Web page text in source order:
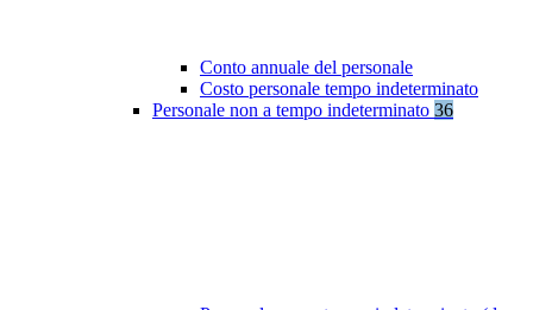
Conto annuale del personale
Costo personale tempo indeterminato
Personale non a tempo indeterminato 36